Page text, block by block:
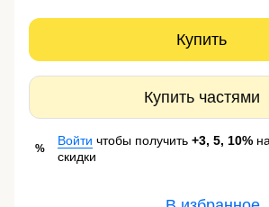
Купить
Купить частями
%
Войти чтобы получить +3, 5, 10%
скидки